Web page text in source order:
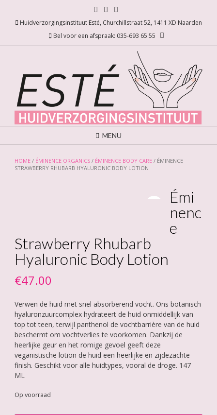
Huidverzorgingsinstituut Esté, Churchillstraat 52, 1411 XD Naarden
Bel voor een afspraak: 035-693 65 55
MENU
HOME / ÉMINENCE ORGANICS / ÉMINENCE BODY CARE / ÉMINENCE
STRAWBERRY RHUBARB HYALURONIC BODY LOTION
Émi
nenc
e
Strawberry Rhubarb
Hyaluronic Body Lotion
€47.00
Verwen de huid met snel absorberend vocht. Ons botanisch
hyaluronzuurcomplex hydrateert de huid onmiddellijk van
top tot teen, terwijl panthenol de vochtbarrière van de huid
beschermt om vochtverlies te voorkomen. Dankzij de
heerlijke geur en het romige gevoel geeft deze
veganistische lotion de huid een heerlijke en zijdezachte
finish. Geschikt voor alle huidtypes, vooral de droge. 147
ML
Op voorraad